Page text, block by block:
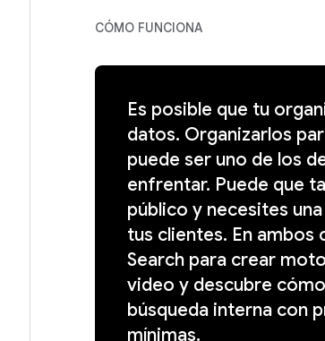
CÓMO FUNCIONA
Es posible que tu
datos. Organizarlos
puede ser uno de los
enfrentar. Puede que
público y necesites
tus clientes. En ambos
Search para crear
video y descubre
búsqueda interna con
mínimas.